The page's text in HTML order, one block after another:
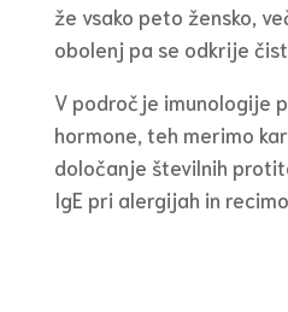
že vsako peto žensko,
obolenj pa se odkrije
V področje imunologije
hormone, teh merimo
določanje številnih
IgE pri alergijah in